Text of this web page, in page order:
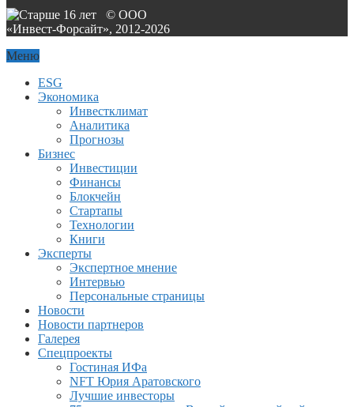
© ООО
«Инвест-Форсайт», 2012-2026
Меню
ESG
Экономика
Инвестклимат
Аналитика
Прогнозы
Бизнес
Инвестиции
Финансы
Блокчейн
Стартапы
Технологии
Книги
Эксперты
Экспертное мнение
Интервью
Персональные страницы
Новости
Новости партнеров
Галерея
Спецпроекты
Гостиная ИФа
NFT Юрия Аратовского
Лучшие инвесторы